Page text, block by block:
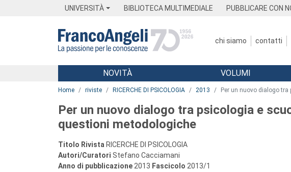
UNIVERSITÀ BIBLIOTECA MULTIMEDIALE PUBBLICARE CON
chi siamo contatti
Menu
NOVITÀ VOLUMI
Home riviste RICERCHE DI PSICOLOGIA 2013 Per un nuovo dialogo
Per un nuovo dialogo tra psicologia e
questioni metodologiche
Titolo Rivista RICERCHE DI PSICOLOGIA
Autori/Curatori Stefano Cacciamani
Anno di pubblicazione 2013 Fascicolo 2013/1